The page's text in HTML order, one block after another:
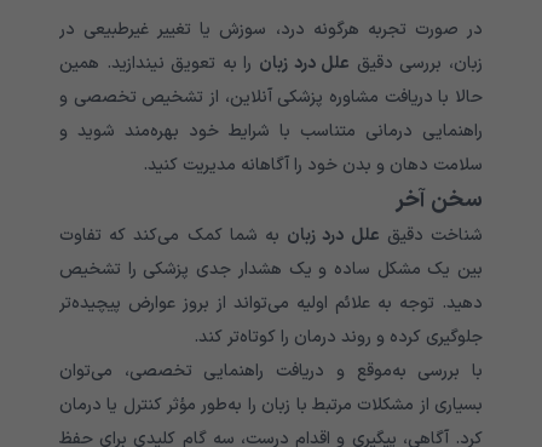
در صورت تجربه هرگونه درد، سوزش یا تغییر غیرطبیعی در
زبان، بررسی دقیق علل درد زبان را به تعویق نیندازید. همین
حالا با دریافت مشاوره پزشکی آنلاین، از تشخیص تخصصی و
راهنمایی درمانی متناسب با شرایط خود بهره‌مند شوید و
سلامت دهان و بدن خود را آگاهانه مدیریت کنید.
سخن آخر
شناخت دقیق علل درد زبان به شما کمک می‌کند که تفاوت
بین یک مشکل ساده و یک هشدار جدی پزشکی را تشخیص
دهید. توجه به علائم اولیه می‌تواند از بروز عوارض پیچیده‌تر
جلوگیری کرده و روند درمان را کوتاه‌تر کند.
با بررسی به‌موقع و دریافت راهنمایی تخصصی، می‌توان
بسیاری از مشکلات مرتبط با زبان را به‌طور مؤثر کنترل یا درمان
کرد. آگاهی، پیگیری و اقدام درست، سه گام کلیدی برای حفظ